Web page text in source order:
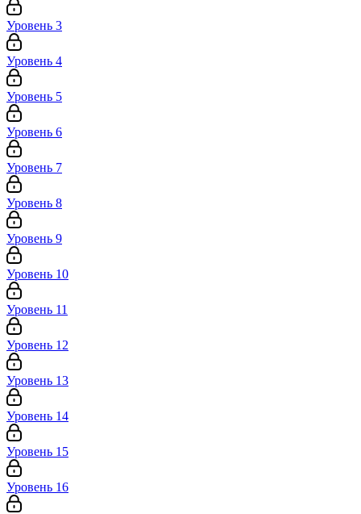
Уровень 3
Уровень 4
Уровень 5
Уровень 6
Уровень 7
Уровень 8
Уровень 9
Уровень 10
Уровень 11
Уровень 12
Уровень 13
Уровень 14
Уровень 15
Уровень 16